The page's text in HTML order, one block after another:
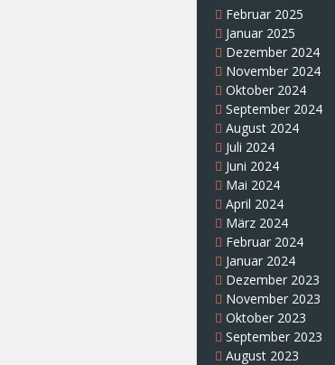
Februar 2025
Januar 2025
Dezember 2024
November 2024
Oktober 2024
September 2024
August 2024
Juli 2024
Juni 2024
Mai 2024
April 2024
März 2024
Februar 2024
Januar 2024
Dezember 2023
November 2023
Oktober 2023
September 2023
August 2023